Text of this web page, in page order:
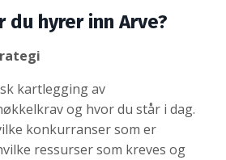
du hyrer inn Arve?
kartlegging av
og hvor du står i dag.
konkurranser som er
ressurser som kreves og